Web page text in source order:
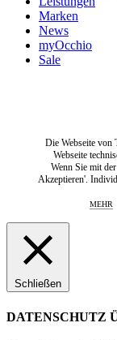
Marken
News
myOcchio
Sale
Die Webseite von
Webseite
Wenn Sie mit
Akzeptieren'.
MEHR
Schließen
DATENSCHUTZ